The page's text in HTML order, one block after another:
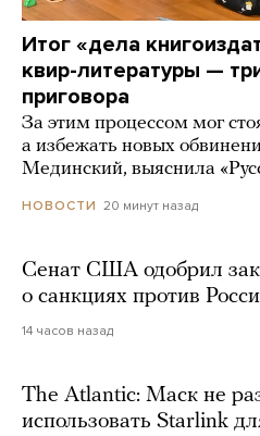
Итог «дела
квир-литературы —
приговора
За этим процессом мог
а избежать новых
Мединский, выяснила
НОВОСТИ 20 минут назад
Сенат США одобрил
о санкциях против
14 часов назад
The Atlantic: Маск не
использовать Starlink